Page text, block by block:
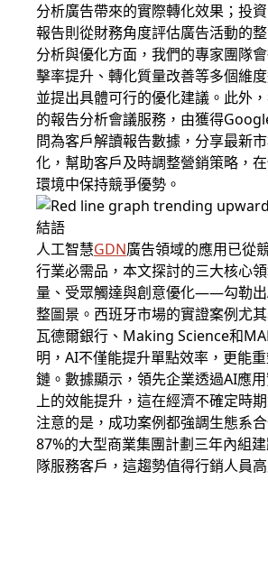
分析廣告帶來的實際轉化效果；投資
報告則從財務角度評估廣告活動的
分析與優化方面，我們的專家團隊
擊率提升、轉化質量改善等多個維
並提出具體可行的優化建議。此外
的報告分析會議服務，由獲得
問為客戶解讀報告數據，分享最新
化，幫助客戶及時調整營銷策略，
環境中保持競爭優勢。
結語
人工智慧GDN廣告領域的應用已從
行業必需品，本文探討的三大核心
量、受眾觸達與創意優化——勾勒
整圖景。西班牙市場的實證案例尤
瓦德爾銀行、Making Science和
明，AI不僅能提升單點效率，更能
鏈。數據顯示，領先企業透過AI應
上的效能提升，這在經濟不確定時
注意的是，成功案例都強調生態系
87%的大型商業集團計劃三年內組
隊服務客戶，這趨勢值得行銷人員